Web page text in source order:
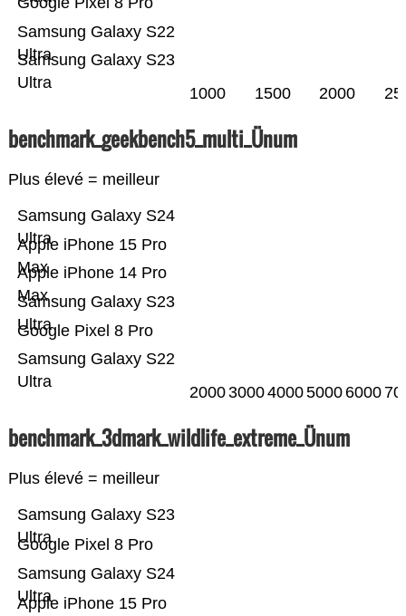
Samsung Galaxy S23
Ultra
Samsung Galaxy S22
Ultra
1000 1500 2000
benchmark_geekbench5_multi_Ünum
Plus élevé = meilleur
Samsung Galaxy S22
Ultra
Google Pixel 8 Pro
Samsung Galaxy S23
Ultra
Apple iPhone 14 Pro
Max
Apple iPhone 15 Pro
Max
Samsung Galaxy S24
Ultra
2000300040005000 6000
benchmark_3dmark_wildlife_extreme_Ünum
Plus élevé = meilleur
Apple iPhone 15 Pro
Samsung Galaxy S24
Ultra
Google Pixel 8 Pro
Samsung Galaxy S23
Ultra